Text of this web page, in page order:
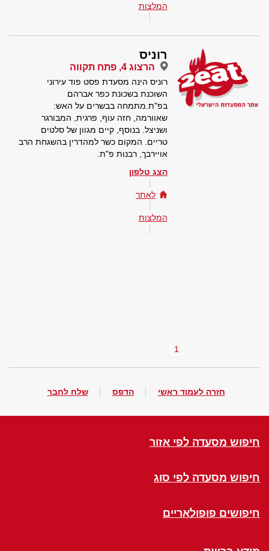
המלצות
רוניס
הרצוג 4, פתח תקווה
רוניס הינה מסעדת פסט פוד עירוני
השוכנת בשכונת כפר אברהם
בפ"ת.מתמחה בבשרים על האש:
שאוורמה, חזה עוף, פרגית, המבורגר
ושניצל. בנוסף, קיים מגוון של סלטים
טריים. המקום כשר למהדרין בהשגחת הרב
אויירבך, רבנות פ"ת.
הצג טלפון
לאתר
המלצות
1
חזרה לעמוד ראשי הדפס שלח לחבר
חיפוש מסעדה לפי אזור
חיפוש מסעדה לפי סוג
חיפושים פופולאריים